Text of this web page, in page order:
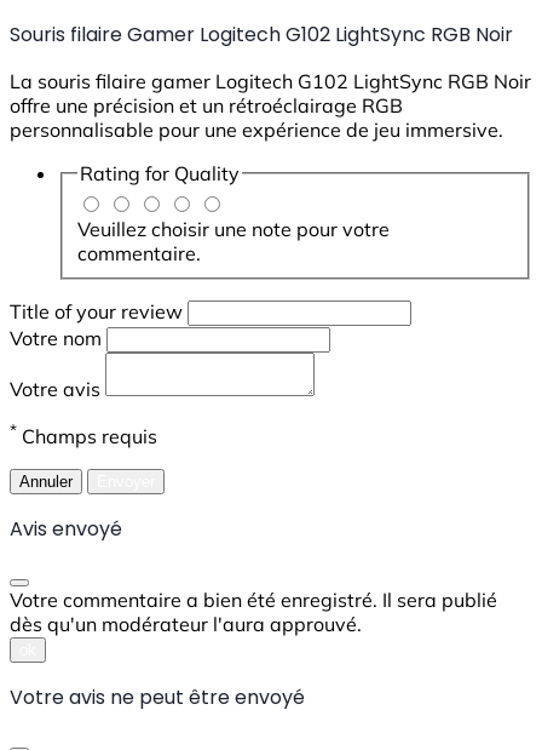
Souris filaire Gamer Logitech G102 LightSync RGB Noir
La souris filaire gamer Logitech G102 LightSync RGB Noir
offre une précision et un rétroéclairage RGB
personnalisable pour une expérience de jeu immersive.
Rating for Quality
Veuillez choisir une note pour votre
commentaire.
Title of your review
Votre nom
Votre avis
* Champs requis
Annuler
Avis envoyé
Votre commentaire a bien été enregistré. Il sera publié
dès qu'un modérateur l'aura approuvé.
Votre avis ne peut être envoyé